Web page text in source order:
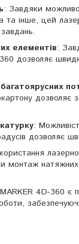
: Завдяки
та інше, цей
елементів:
дозволяє
дозволяє
:
дозволяє
монтаж
MARKER 4D-360